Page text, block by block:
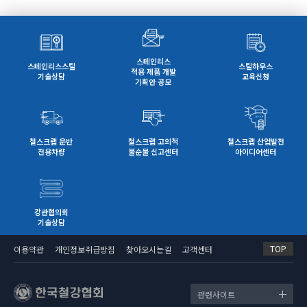
스테인리스스틸
기술상담
스테인리스
적용 제품 개발
기획안 공모
스틸하우스
교육신청
철스크랩 운반
전용차량
철스크랩 고의적
불순물 신고센터
철스크랩 산업발전
아이디어센터
강관협의회
기술상담
이용약관 개인정보취급방침 찾아오시는길 고객센터
관련사이트
TOP